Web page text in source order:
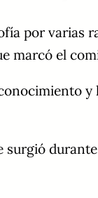
por varias
marcó el